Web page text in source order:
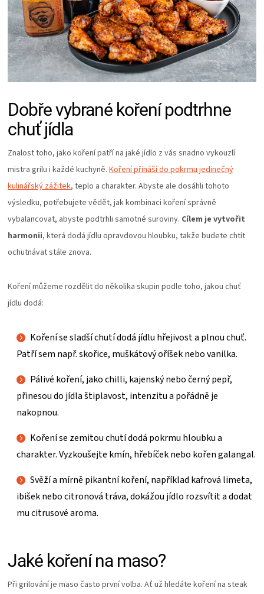
KUCHYNĚ
KNIHY
O
GRILOVÁNÍ
HAVAJSKÉ
KOŠILE
DÁRKOVÉ
POUKAZY
ZNAČKY
(CZK)
PŘIHLÁŠENÍ
Dobře vybrané koření podtrhne
chuť jídla
Znalost toho, jako koření patří na jaké jídlo z vás snadno vykouzlí
mistra grilu i každé kuchyně. Koření přináší do pokrmu jedinečný
kulinářský zážitek, teplo a charakter. Abyste ale dosáhli tohoto
výsledku, potřebujete vědět, jak kombinaci koření správně
vybalancovat, abyste podtrhli samotné suroviny. Cílem je vytvořit
harmonii, která dodá jídlu opravdovou hloubku, takže budete chtít
ochutnávat stále znova.
Koření můžeme rozdělit do několika skupin podle toho, jakou chuť
jídlu dodá:
Koření se sladší chutí dodá jídlu hřejivost a plnou chuť.
Patří sem např. skořice, muškátový oříšek nebo vanilka.
Pálivé koření, jako chilli, kajenský nebo černý pepř,
přinesou do jídla štiplavost, intenzitu a pořádně je
nakopnou.
Koření se zemitou chutí dodá pokrmu hloubku a
charakter. Vyzkoušejte kmín, hřebíček nebo kořen galangal.
Svěží a mírně pikantní koření, například kafrová limeta,
ibišek nebo citronová tráva, dokážou jídlo rozsvítit a dodat
mu citrusové aroma.
Jaké koření na maso?
Při grilování je maso často první volba. Ať už hledáte koření na steak